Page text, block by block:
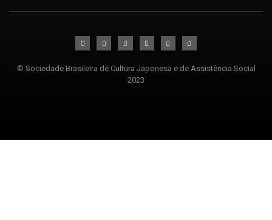
© Sociedade Brasileira de Cultura Japonesa e de Assistência Social
2023